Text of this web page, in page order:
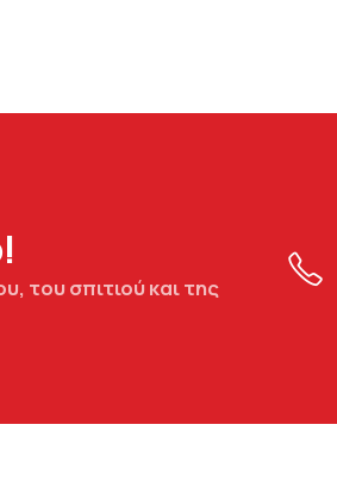
του σπιτιού και της